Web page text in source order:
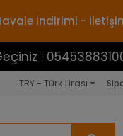
İndirimi -
TRY - Türk Lirası